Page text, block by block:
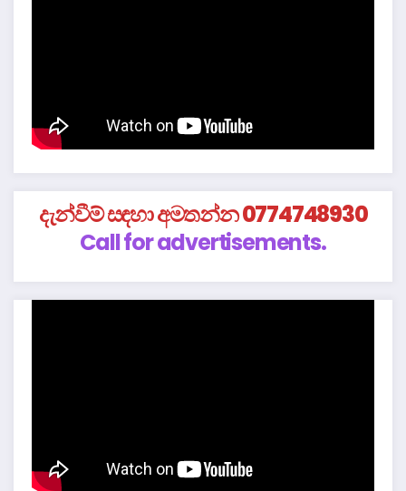
දැන්වීම් සඳහා අමතන්න 0774748930
Call for advertisements.